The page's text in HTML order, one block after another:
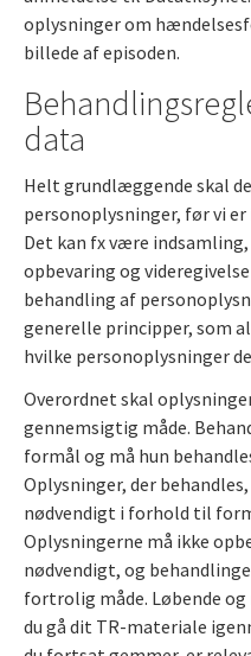
oplysninger om
billede af episoden.
data
Helt grundlæggende skal
personoplysninger, før vi
Det kan fx være
opbevaring og
behandling af
generelle principper, som
hvilke personoplysninger
Overordnet skal
gennemsigtig måde.
formål og må hun
Oplysninger, der
nødvendigt i forhold til
Oplysningerne må ikke
nødvendigt, og
fortrolig måde. Løbende
du gå dit TR-materiale